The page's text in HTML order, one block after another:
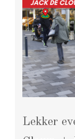
Lekker